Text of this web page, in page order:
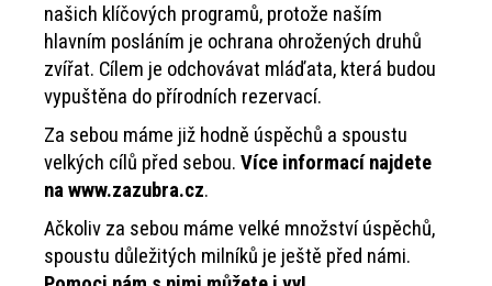
našich klíčových programů, protože naším
hlavním posláním je ochrana ohrožených druhů
zvířat. Cílem je odchovávat mláďata, která budou
vypuštěna do přírodních rezervací.
Za sebou máme již hodně úspěchů a spoustu
velkých cílů před sebou. Více informací najdete
na www.zazubra.cz.
Ačkoliv za sebou máme velké množství úspěchů,
spoustu důležitých milníků je ještě před námi.